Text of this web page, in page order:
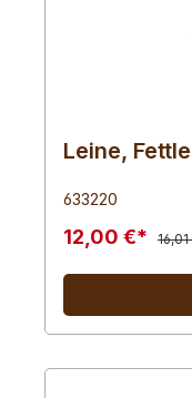
Leine,
633220
12,00 €*